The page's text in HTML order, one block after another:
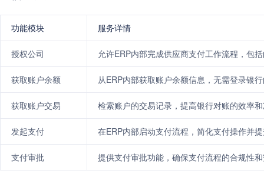
功能模块 服务详情
授权公司 允许ERP内部完成供应商支付工作流程，包
获取账户余额 从ERP内部获取账户余额信息，无需登录银
获取账户交易 检索账户的交易记录，提高银行对账的效率
发起支付 在ERP内部启动支付流程，简化支付操作并
支付审批 提供支付审批功能，确保支付流程的合规性